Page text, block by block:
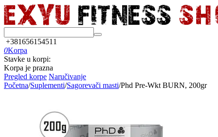
+381656154511
0Korpa
Stavke u korpi:
Korpa je prazna
Pregled korpe Naručivanje
Početna/Suplementi/Sagorevači masti/Phd Pre-Wkt BURN, 200gr